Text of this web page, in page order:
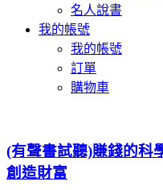
名人說書
我的帳號
我的帳號
訂單
購物車
(有聲書試聽)賺錢的科
創造財富